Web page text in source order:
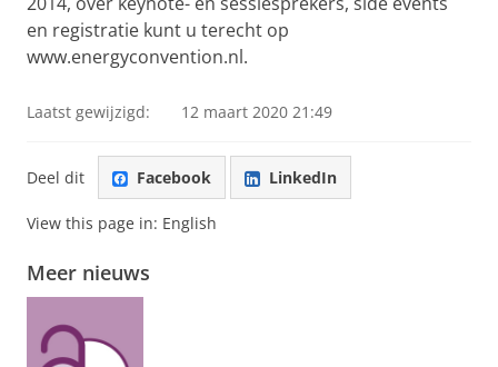
en registratie kunt u terecht op
www.energyconvention.nl.
Laatst gewijzigd: 12 maart 2020 21:49
Deel dit Facebook LinkedIn
View this page in: English
Meer nieuws